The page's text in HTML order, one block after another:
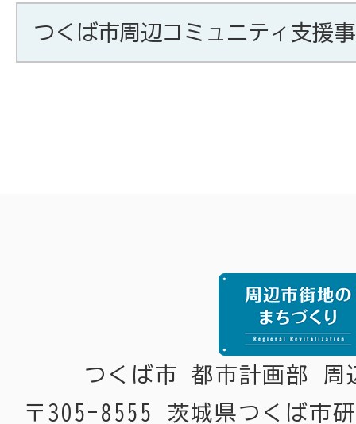
つくば市周辺コミュニティ支援
つくば市 都市計画部 周
〒305-8555 茨城県つくば市